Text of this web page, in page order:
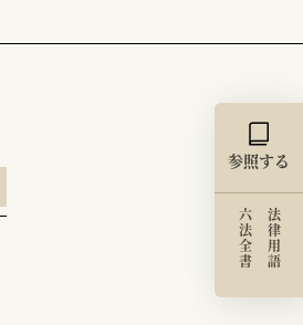
参照する
法律用語
六法全書